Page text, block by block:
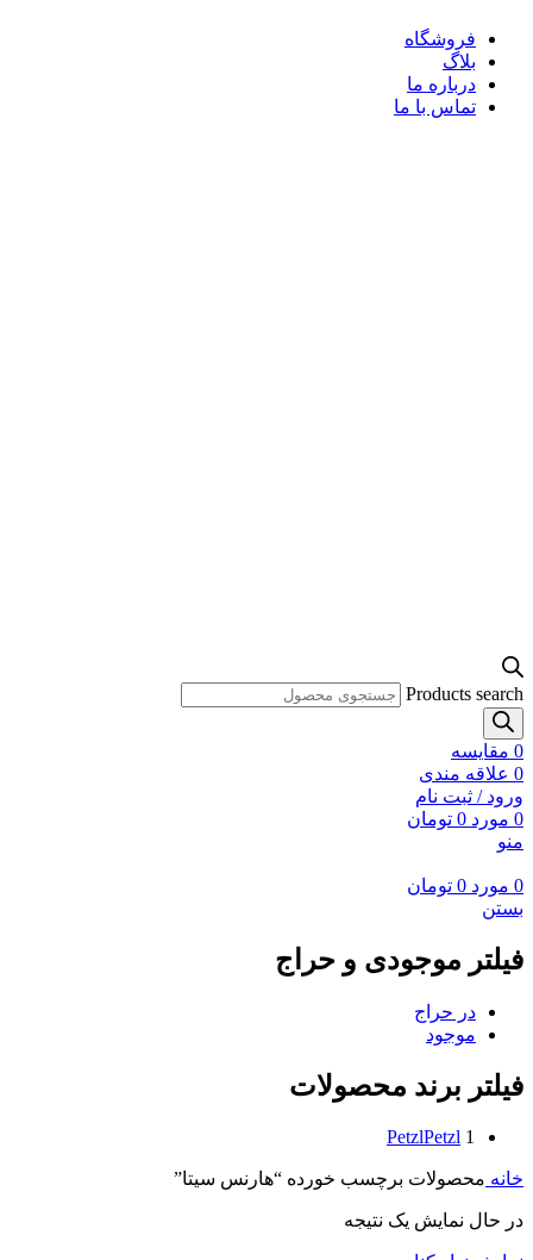
فروشگاه
بلاگ
درباره ما
تماس با ما
Products search
0 مقايسه
0 علاقه مندی
ورود / ثبت نام
0 مورد 0 تومان
منو
0 مورد 0 تومان
بستن
فیلتر موجودی و حراج
در حراج
موجود
فیلتر برند محصولات
PetzlPetzl 1
خانه محصولات برچسب خورده “هارنس سیتا”
در حال نمایش یک نتیجه